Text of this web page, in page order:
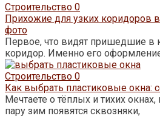
Строительство 0
Прихожие для узких коридоров
фото
Первое, что видят пришедшие в
коридор. Именно его
Строительство 0
Как выбрать пластиковые окна:
Мечтаете о тёплых и тихих окнах,
пару зим появятся сквозняки,